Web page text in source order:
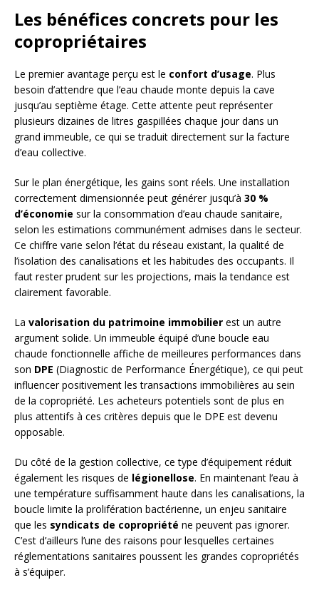
Les bénéfices concrets pour les
copropriétaires
Le premier avantage perçu est le confort d’usage. Plus
besoin d’attendre que l’eau chaude monte depuis la cave
jusqu’au septième étage. Cette attente peut représenter
plusieurs dizaines de litres gaspillées chaque jour dans un
grand immeuble, ce qui se traduit directement sur la facture
d’eau collective.
Sur le plan énergétique, les gains sont réels. Une installation
correctement dimensionnée peut générer jusqu’à 30 %
d’économie sur la consommation d’eau chaude sanitaire,
selon les estimations communément admises dans le secteur.
Ce chiffre varie selon l’état du réseau existant, la qualité de
l’isolation des canalisations et les habitudes des occupants. Il
faut rester prudent sur les projections, mais la tendance est
clairement favorable.
La valorisation du patrimoine immobilier est un autre
argument solide. Un immeuble équipé d’une boucle eau
chaude fonctionnelle affiche de meilleures performances dans
son DPE (Diagnostic de Performance Énergétique), ce qui peut
influencer positivement les transactions immobilières au sein
de la copropriété. Les acheteurs potentiels sont de plus en
plus attentifs à ces critères depuis que le DPE est devenu
opposable.
Du côté de la gestion collective, ce type d’équipement réduit
également les risques de légionellose. En maintenant l’eau à
une température suffisamment haute dans les canalisations, la
boucle limite la prolifération bactérienne, un enjeu sanitaire
que les syndicats de copropriété ne peuvent pas ignorer.
C’est d’ailleurs l’une des raisons pour lesquelles certaines
réglementations sanitaires poussent les grandes copropriétés
à s’équiper.